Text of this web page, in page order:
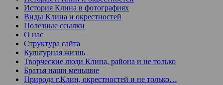
История Клина в фотографиях
Виды Клина и окрестностей
Полезные ссылки
О нас
Структура сайта
Культурная жизнь
Творческие люди Клина, района и не только
Братья наши меньшие
Природа г.Клин, окрестностей и не только…